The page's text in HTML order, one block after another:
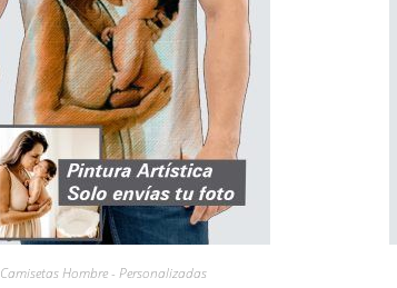
Camisetas Hombre - Personalizadas